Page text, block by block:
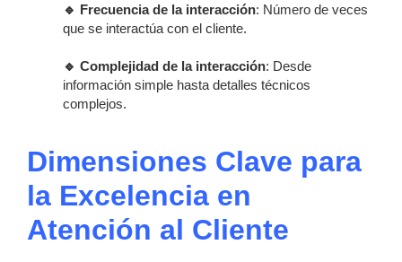
🔹 Frecuencia de la interacción: Número de veces
que se interactúa con el cliente.
🔹 Complejidad de la interacción: Desde
información simple hasta detalles técnicos
complejos.
Dimensiones Clave para
la Excelencia en
Atención al Cliente